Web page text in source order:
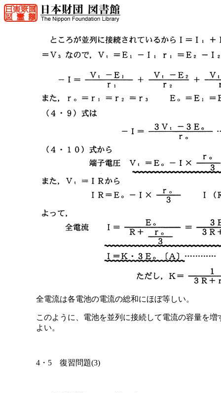
全電流は各電池の電流の総和にほぼ等しい。
このように、電池を並列に接続して電流の容量を
よい。
4・5 復習問題(3)